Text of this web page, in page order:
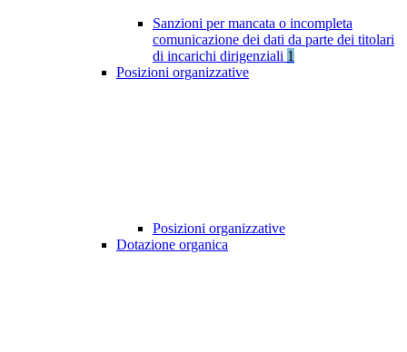
Sanzioni per mancata o incompleta
comunicazione dei dati da parte dei titolari
di incarichi dirigenziali 1
Posizioni organizzative
Posizioni organizzative
Dotazione organica